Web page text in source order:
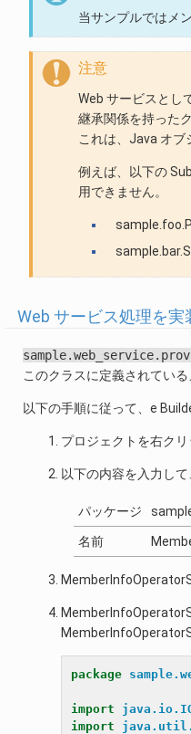
当サンプルではメ
注意
Web サービスとし
継承関係を持った
これは、Java オブ
例えば、以下の
用できません。
Web サービス処理を実
このクラスに定義されてい
以下の手順に従って、e
プロジェクトを右ク
以下の内容を入力して
パッケージ
名前
package
import
import